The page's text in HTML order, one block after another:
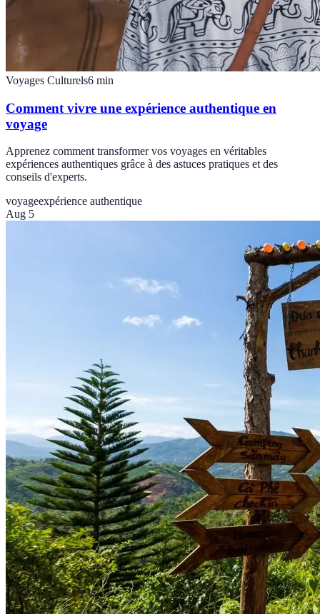
Voyages Culturels6 min
Comment vivre une expérience authentique en
voyage
Apprenez comment transformer vos voyages en véritables
expériences authentiques grâce à des astuces pratiques et des
conseils d'experts.
voyageexpérience authentique
Aug 5